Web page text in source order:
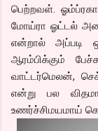
பெற்றவள்.
மோய்ரா ஓட்டல்
என்றால் அப்படி
ஆரம்பிக்கும்
வாட்டர்மெலன்,
என்று பல
உணர்ச்சிமயமாய்